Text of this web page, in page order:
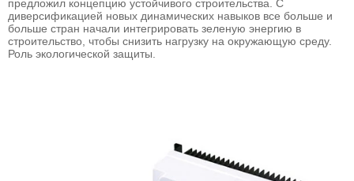
предложил концепцию устойчивого строительства. С
диверсификацией новых динамических навыков все больше и
больше стран начали интегрировать зеленую энергию в
строительство, чтобы снизить нагрузку на окружающую среду.
Роль экологической защиты.